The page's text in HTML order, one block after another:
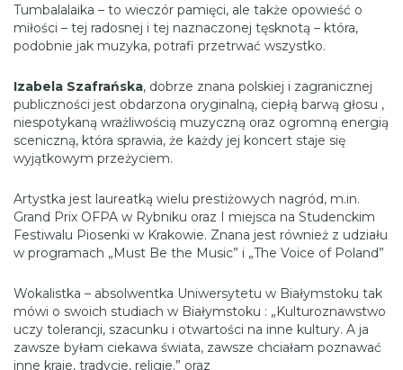
Tumbalalaika – to wieczór pamięci, ale także opowieść o
miłości – tej radosnej i tej naznaczonej tęsknotą – która,
podobnie jak muzyka, potrafi przetrwać wszystko.
Izabela Szafrańska, dobrze znana polskiej i zagranicznej
publiczności jest obdarzona oryginalną, ciepłą barwą głosu ,
niespotykaną wrażliwością muzyczną oraz ogromną energią
sceniczną, która sprawia, że każdy jej koncert staje się
wyjątkowym przeżyciem.
Artystka jest laureatką wielu prestiżowych nagród, m.in.
Grand Prix OFPA w Rybniku oraz I miejsca na Studenckim
Festiwalu Piosenki w Krakowie. Znana jest również z udziału
w programach „Must Be the Music” i „The Voice of Poland”
Wokalistka – absolwentka Uniwersytetu w Białymstoku tak
mówi o swoich studiach w Białymstoku : „Kulturoznawstwo
uczy tolerancji, szacunku i otwartości na inne kultury. A ja
zawsze byłam ciekawa świata, zawsze chciałam poznawać
inne kraje, tradycje, religie.” oraz